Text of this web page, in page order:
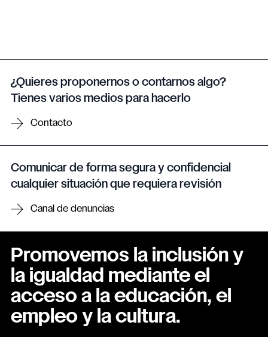
¿Quieres proponernos o contarnos algo?
Tienes varios medios para hacerlo
Contacto
Comunicar de forma segura y confidencial
cualquier situación que requiera revisión
Canal de denuncias
Promovemos la inclusión y
la igualdad mediante el
acceso a la educación, el
empleo y la cultura.